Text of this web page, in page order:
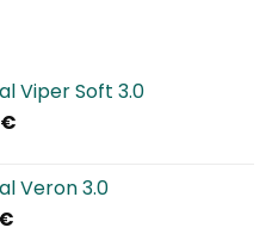
Viper Soft 3.0
€Il
è:
Veron 3.0
€Il